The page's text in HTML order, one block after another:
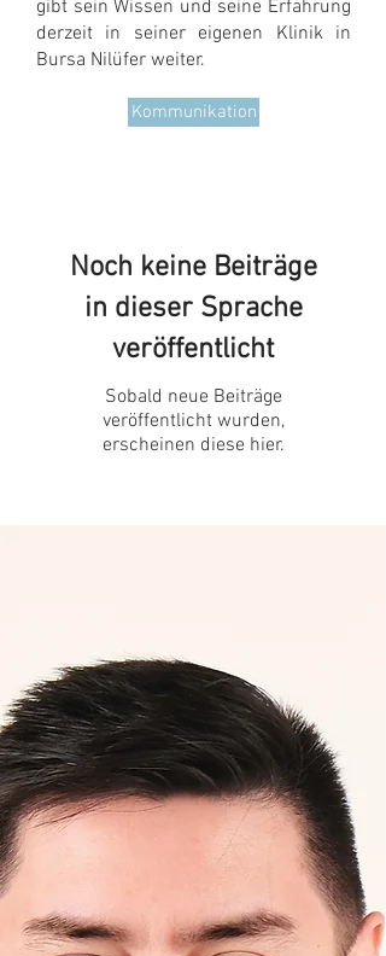
gibt sein Wissen und seine Erfahrung
derzeit in seiner eigenen Klinik in
Bursa Nilüfer weiter.
Kommunikation
Noch keine Beiträge
in dieser Sprache
veröffentlicht
Sobald neue Beiträge
veröffentlicht wurden,
erscheinen diese hier.